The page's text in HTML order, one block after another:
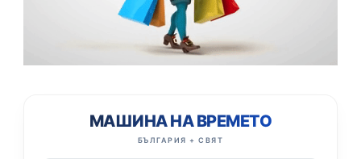
МАШИНА НА ВРЕМЕТО
БЪЛГАРИЯ + СВЯТ